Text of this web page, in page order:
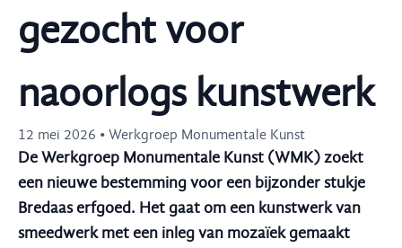
gezocht voor
naoorlogs kunstwerk
12 mei 2026 • Werkgroep Monumentale Kunst
De Werkgroep Monumentale Kunst (WMK) zoekt
een nieuwe bestemming voor een bijzonder stukje
Bredaas erfgoed. Het gaat om een kunstwerk van
smeedwerk met een inleg van mozaïek gemaakt